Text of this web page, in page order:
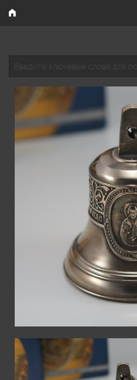
Перейти к основному
Наши работы
Каталог
Как купить
Поиск